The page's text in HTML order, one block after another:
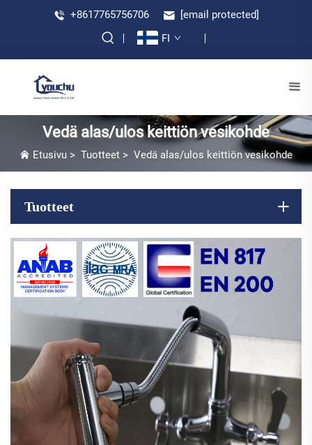
+8617765756706
[email protected]
FI
Vedä alas/ulos keittiön vesikohde
Etusivu > Tuotteet > Vedä alas/ulos keittiön vesikohde
Tuotteet